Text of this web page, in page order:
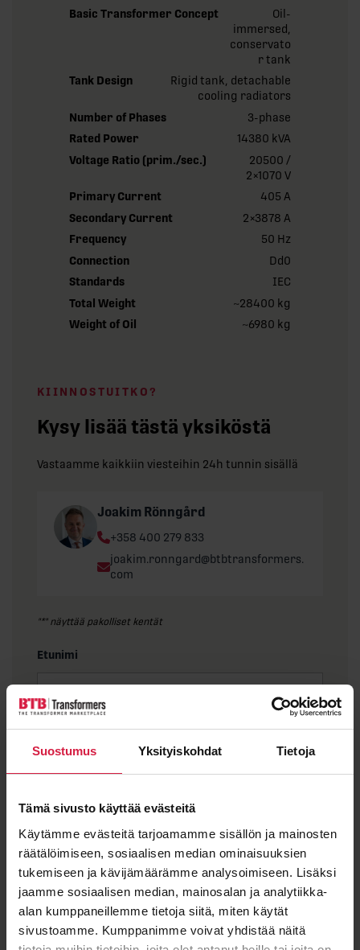
Suostumus Yksityiskohdat Tietoja
Tämä sivusto käyttää evästeitä
Käytämme evästeitä tarjoamamme sisällön ja mainosten
räätälöimiseen, sosiaalisen median ominaisuuksien
tukemiseen ja kävijämäärämme analysoimiseen. Lisäksi
jaamme sosiaalisen median, mainosalan ja analytiikka-
alan kumppaneillemme tietoja siitä, miten käytät
sivustoamme. Kumppanimme voivat yhdistää näitä
Basic Transformer Concept
Oil-
immersed,
conservato
r tank
Tank Design
Rigid tank, detachable
cooling radiators
Number of Phases
3-phase
Rated Power
14380 kVA
Voltage Ratio (prim./sec.)
20500 /
2×1070 V
Primary Current
405 A
Secondary Current
2×3878 A
Frequency
50 Hz
Connection
Dd0
Standards
IEC
Total Weight
~28400 kg
Weight of Oil
~6980 kg
KIINNOSTUITKO?
Kysy lisää tästä yksiköstä
Vastaamme kaikkiin viesteihin 24h tunnin sisällä
Joakim Rönngård
Phone:
+358 400 279 833
Email:
joakim.ronngard@btbtransformers.
com
"*" näyttää pakolliset kentät
Etunimi
Sukunimi
Sähköposti *